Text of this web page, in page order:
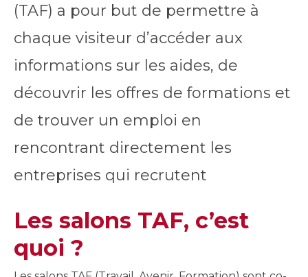
(TAF) a pour but de permettre à
chaque visiteur d’accéder aux
informations sur les aides, de
découvrir les offres de formations et
de trouver un emploi en
rencontrant directement les
entreprises qui recrutent
Les salons TAF, c’est
quoi ?